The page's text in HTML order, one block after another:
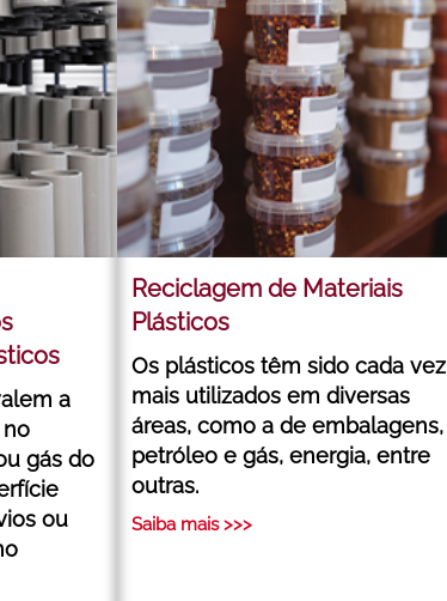
a
gás do
ou
Reciclagem de Materiais
Plásticos
Os plásticos têm sido cada vez
mais utilizados em diversas
áreas, como a de embalagens,
petróleo e gás, energia, entre
outras.
Saiba mais >>>